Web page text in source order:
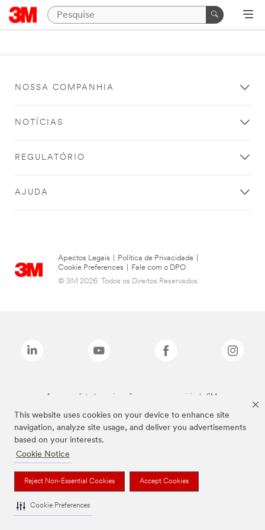
This website uses cookies on your device to enhance site
navigation, analyze site usage, and deliver you advertisements
based on your interests.
Cookie Notice
Reject Non-Essential Cookies Accept Cookies
Cookie Preferences
NOSSA COMPANHIA
NOTÍCIAS
REGULATÓRIO
AJUDA
Apectos Legais Política de Privacidade
Cookie Preferences
Fale com o DPO
© 3M 2026. Todos os Direitos Reservados.
As marcas listadas a cima são marcas comerciais da 3M.